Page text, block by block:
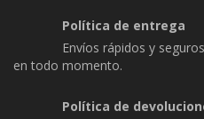
Política de entrega
Envíos rápidos y
en todo momento.
Política de